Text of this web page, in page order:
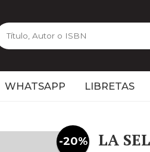
WHATSAPP LIBRETAS
-20% LA